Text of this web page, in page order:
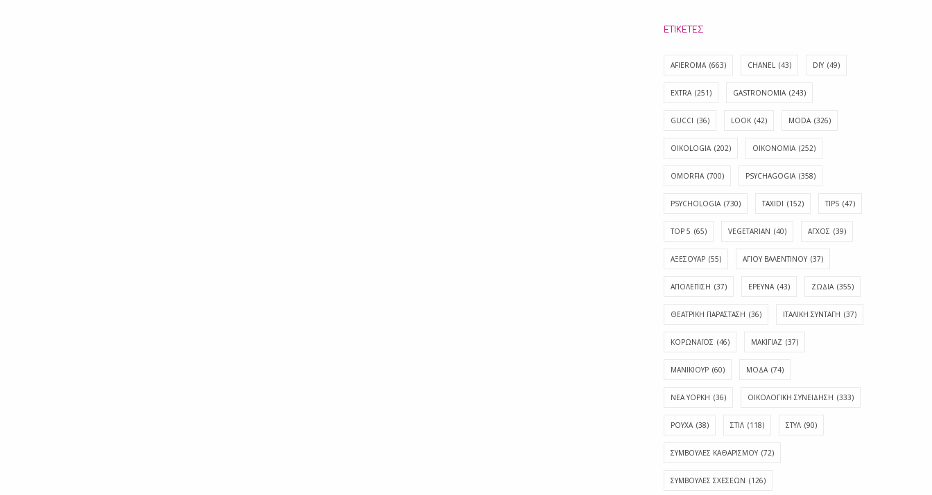
ΕΤΙΚΈΤΕΣ
AFIEROMA (663) CHANEL (43) DIY (49)
EXTRA (251) GASTRONOMIA (243)
GUCCI (36) LOOK (42) MODA (326)
OIKOLOGIA (202) OIKONOMIA (252)
OMORFIA (700) PSYCHAGOGIA (358)
PSYCHOLOGIA (730) TAXIDI (152) TIPS (47)
TOP 5 (65) VEGETARIAN (40) ΑΓΧΟΣ (39)
ΑΞΕΣΟΥΑΡ (55) ΑΓΊΟΥ ΒΑΛΕΝΤΊΝΟΥ (37)
ΑΠΟΛΈΠΙΣΗ (37) ΕΡΕΥΝΑ (43) ΖΩΔΙΑ (355)
ΘΕΑΤΡΙΚΗ ΠΑΡΑΣΤΑΣΗ (36) ΙΤΑΛΙΚΗ ΣΥΝΤΑΓΗ (37)
ΚΟΡΩΝΑΪΟΣ (46) ΜΑΚΙΓΙΑΖ (37)
ΜΑΝΙΚΙΟΥΡ (60) ΜΟΔΑ (74)
ΝΕΑ ΥΟΡΚΗ (36) ΟΙΚΟΛΟΓΙΚΗ ΣΥΝΕΙΔΗΣΗ (333)
ΡΟΥΧΑ (38) ΣΤΙΛ (118) ΣΤΥΛ (90)
ΣΥΜΒΟΥΛΕΣ ΚΑΘΑΡΙΣΜΟΥ (72)
ΣΥΜΒΟΥΛΕΣ ΣΧΕΣΕΩΝ (126)